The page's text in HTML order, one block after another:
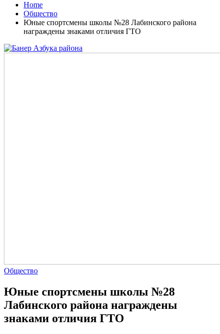
Home
Общество
Юные спортсмены школы №28 Лабинского района
награждены знаками отличия ГТО
Общество
Юные спортсмены школы №28
Лабинского района награждены
знаками отличия ГТО